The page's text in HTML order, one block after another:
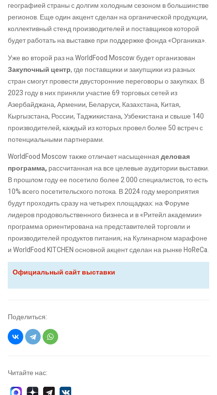
географией страны с долгим холодным сезоном в большинстве
регионов. Еще один акцент сделан на органической продукции,
коллективный стенд производителей и поставщиков которой
будет работать на выставке при поддержке фонда «Органика».
Уже во второй раз на WorldFood Moscow будет организован
Закупочный центр, где поставщики и закупщики из разных
стран смогут провести двусторонние переговоры о закупках. В
2023 году в них приняли участие 69 торговых сетей из
Азербайджана, Армении, Беларуси, Казахстана, Китая,
Кыргызстана, России, Таджикистана, Узбекистана и свыше 140
производителей, каждый из которых провел более 50 встреч с
потенциальными партнерами.
WorldFood Moscow также отличает насыщеннаяделовая
программа, рассчитанная на все целевые аудитории выставки.
В прошлом году ее посетило более 2 000 специалистов, то есть
10% всего посетительского потока. В 2024 году мероприятия
будут проходить сразу на четырех площадках: на Форуме
лидеров продовольственного бизнеса и в «Ритейл академии»
программа ориентирована на представителей торговли и
производителей продуктов питания; на Кулинарном марафоне
и WorldFood KITCHEN основной акцент сделан на рынке HoReCa.
Официальный сайт выставки
Поделиться:
Читайте нас: